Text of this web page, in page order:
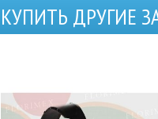
КУПИТЬ ДРУГИЕ